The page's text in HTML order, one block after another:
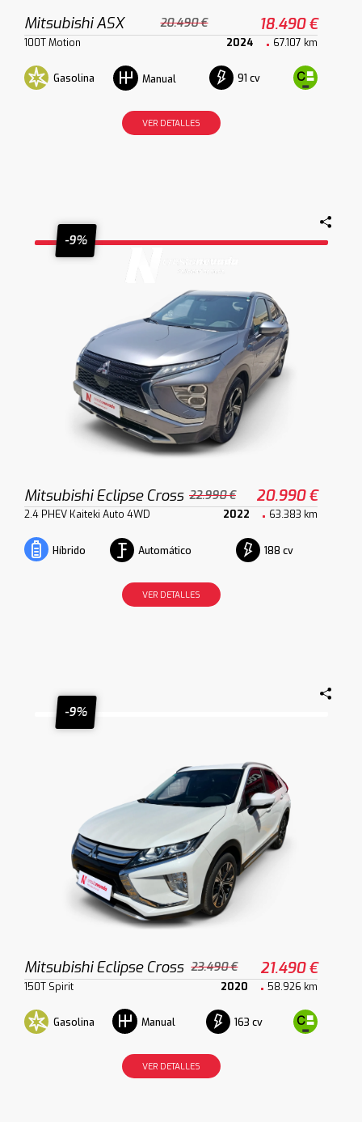
Mitsubishi ASX 20.490 € 18.490 €
100T Motion 2024 67.107 km
Gasolina Manual 91 cv
VER DETALLES
-9%
Mitsubishi Eclipse Cross 22.990 € 20.990 €
2.4 PHEV Kaiteki Auto 4WD 2022 63.383 km
Híbrido Automático 188 cv
VER DETALLES
-9%
Mitsubishi Eclipse Cross 23.490 € 21.490 €
150T Spirit 2020 58.926 km
Gasolina Manual 163 cv
VER DETALLES